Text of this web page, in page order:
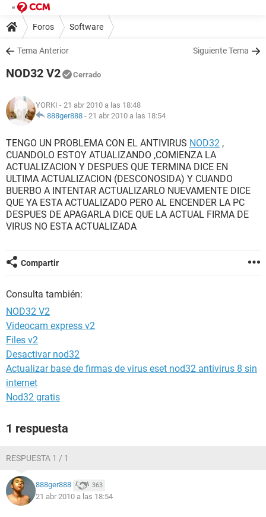
Foros Software
Tema Anterior Siguiente Tema
NOD32 V2 Cerrado
YORKI - 21 abr 2010 a las 18:48
888ger888 - 21 abr 2010 a las 18:54
TENGO UN PROBLEMA CON EL ANTIVIRUS NOD32 ,
CUANDOLO ESTOY ATUALIZANDO ,COMIENZA LA
ACTUALIZACION Y DESPUES QUE TERMINA DICE EN
ULTIMA ACTUALIZACION (DESCONOSIDA) Y CUANDO
BUERBO A INTENTAR ACTUALIZARLO NUEVAMENTE DICE
QUE YA ESTA ACTUALIZADO PERO AL ENCENDER LA PC
DESPUES DE APAGARLA DICE QUE LA ACTUAL FIRMA DE
VIRUS NO ESTA ACTUALIZADA
Compartir
Consulta también:
NOD32 V2
Videocam express v2
Files v2
Desactivar nod32
Actualizar base de firmas de virus eset nod32 antivirus 8 sin
internet
Nod32 gratis
1 respuesta
RESPUESTA 1 / 1
888ger888 363
21 abr 2010 a las 18:54